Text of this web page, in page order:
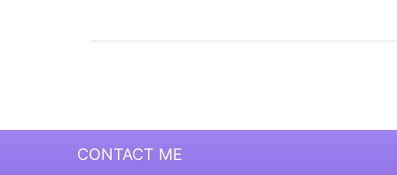
CONTACT ME